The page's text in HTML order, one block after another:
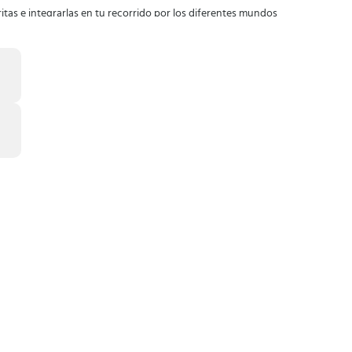
e integrarlas en tu recorrido por los diferentes mundos
que hicieron historia en este espectacular juego